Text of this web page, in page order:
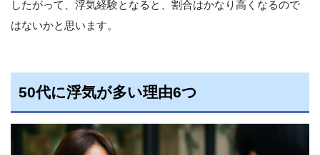
したがって、浮気経験となると、割合はかなり高くなるので
はないかと思います。
50代に浮気が多い理由6つ